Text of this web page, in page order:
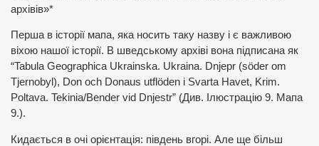
архівів»*
Перша в історії мапа, яка носить таку назву і є важливою
віхою нашої історії. В шведському архіві вона підписана як
“Tabula Geographica Ukrainska. Ukraina. Dnjepr (söder om
Tjernobyl), Don och Donaus utflöden i Svarta Havet, Krim.
Poltava. Tekinia/Bender vid Dnjestr” (Див. Ілюстрацію 9. Мапа
9.).
Кидається в очі орієнтація: південь вгорі. Але ще більш